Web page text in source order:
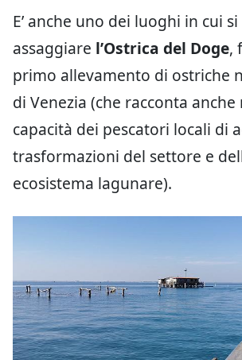
E’ anche uno dei luoghi in cui
assaggiare l’Ostrica del Doge,
primo allevamento di ostriche
di Venezia (che racconta
capacità dei pescatori locali di
trasformazioni del settore e
ecosistema lagunare).